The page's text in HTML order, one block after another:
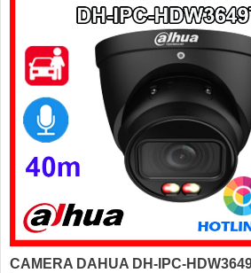
CAMERA DAHUA DH-IPC-